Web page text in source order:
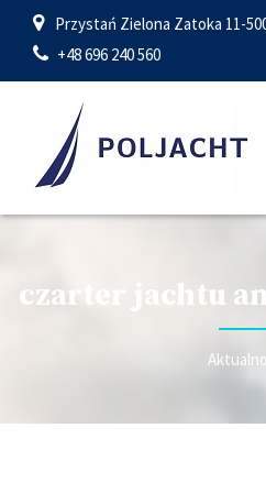
Przystań Zielona Zatoka 11-
+48 696 240 560
czarter jachtu